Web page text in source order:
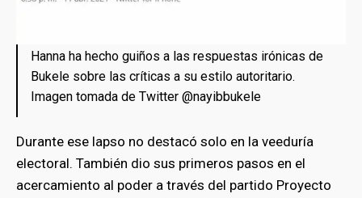
Hanna ha hecho guiños a las respuestas irónicas de
Bukele sobre las críticas a su estilo autoritario.
Imagen tomada de Twitter @nayibbukele
Durante ese lapso no destacó solo en la veeduría
electoral. También dio sus primeros pasos en el
acercamiento al poder a través del partido Proyecto